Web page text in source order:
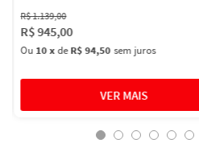
R$1.139,00
R$945,00
Ou 10xdeR$ 94,50 sem juros